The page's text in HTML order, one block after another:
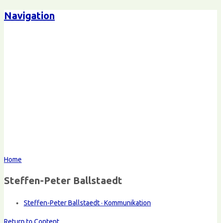
Navigation
Home
Steffen-Peter Ballstaedt
Steffen-Peter Ballstaedt · Kommunikation
Return to Content